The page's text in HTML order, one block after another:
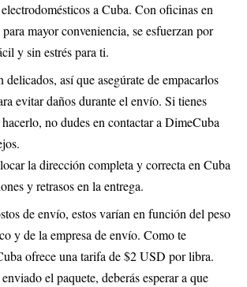
a Cuba. Con oficinas en
mayor conveniencia, se esfuerzan por
y sin estrés para ti.
delicados, así que asegúrate de empacarlos
evitar daños durante el envío. Si tienes
no dudes en contactar a DimeCuba
la dirección completa y correcta en Cuba
y retrasos en la entrega.
de envío, estos varían en función del peso
y de la empresa de envío. Como te
ofrece una tarifa de $2 USD por libra.
el paquete, deberás esperar a que